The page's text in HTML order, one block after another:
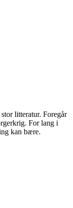
litteratur. Foregår
For lang i
kan bære.